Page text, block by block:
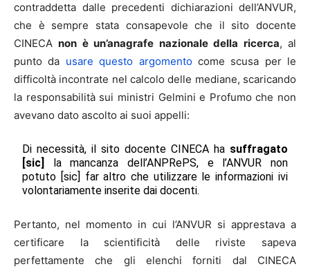
contraddetta dalle precedenti dichiarazioni dell’ANVUR,
che è sempre stata consapevole che il sito docente
CINECAnon è un’anagrafe nazionale della ricerca, al
punto da usare questo argomentocome scusa per le
difficoltà incontrate nel calcolo delle mediane, scaricando
la responsabilità sui ministri Gelmini e Profumo che non
avevano dato ascolto ai suoi appelli:
Di necessità, il sito docente CINECA ha suffragato
[sic]
la mancanza dell’ANPRePS, e l’ANVUR non
potuto [sic] far altro che utilizzare le informazioni ivi
volontariamente inserite dai docenti.
Pertanto, nel momento in cui l’ANVUR si apprestava a
certificare la scientificità delle riviste sapeva
perfettamente che gli elenchi forniti dal CINECA